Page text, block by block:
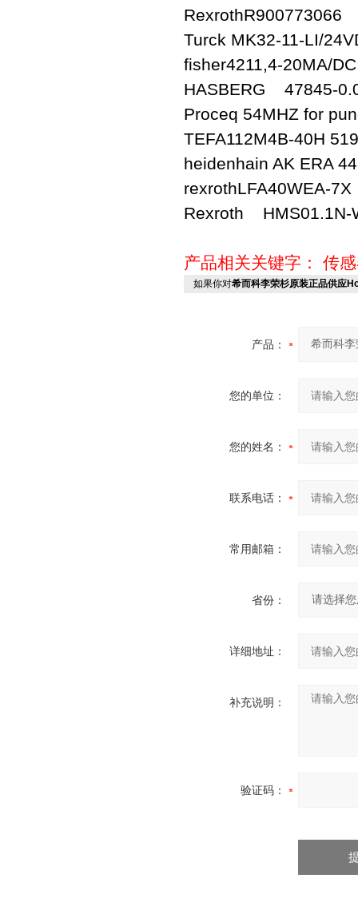
RexrothR900773066
Turck MK32-11-LI/
fisher4211,4-20MA/
HASBERG 47845-
Proceq 54MHZ for
TEFA112M4B-40H
heidenhain AK ERA
rexrothLFA40WEA-7X
Rexroth HMS01.1N-
产品相关关键字： 传
如果你对希而科李荣杉原装正品供应
产品：
您的单位：
您的姓名：
联系电话：
常用邮箱：
省份：
详细地址：
补充说明：
验证码：